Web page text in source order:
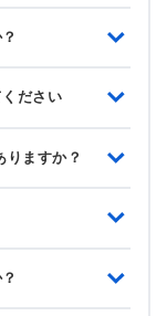
ださい
りますか？